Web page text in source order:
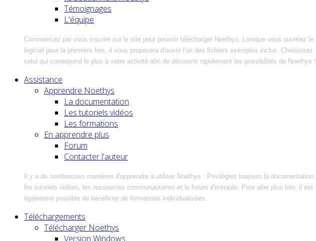
Témoignages
L'équipe
Commencez par vous inscrire sur le site pour pouvoir télécharger Noethys. Lorsque vous ouvrirez le
logiciel pour la première fois, il vous proposera d'ouvrir l'un des fichiers exemples inclus. Choisissez
celui qui correspond le plus à votre activité afin de découvrir rapidement les possibilités de Noethys !
Assistance
Apprendre Noethys
La documentation
Les tutoriels vidéos
Les formations
En apprendre plus
Forum
Contacter l'auteur
Il y a de nombreuses manières d'apprendre à utiliser Noethys : Privilégiez toujours la documentation,
les tutoriels vidéos, les ressources communautaires et le forum d'entraide. Pour aller plus loin, il est
également possible de bénéficier de formations individualisées.
Téléchargements
Télécharger Noethys
Version Windows